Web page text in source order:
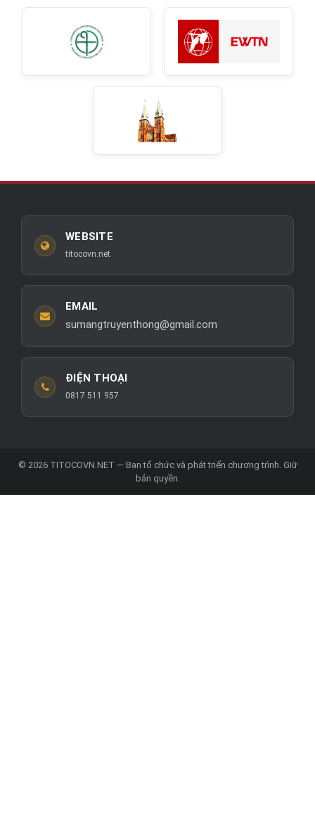
WEBSITE
titocovn.net
EMAIL
sumangtruyenthong@gmail.com
ĐIỆN THOẠI
0817 511 957
© 2026 TITOCOVN.NET — Ban tổ chức và phát triển chương trình. Giữ
bản quyền.